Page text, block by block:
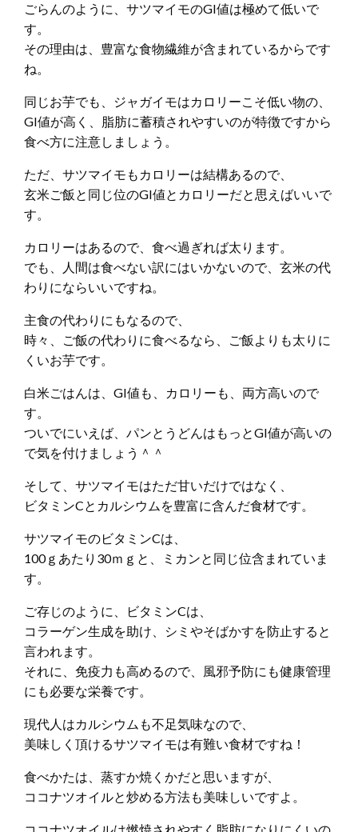
ごらんのように、サツマイモのGI値は極めて低いで
す。
その理由は、豊富な食物繊維が含まれているからです
ね。
同じお芋でも、ジャガイモはカロリーこそ低い物の、
GI値が高く、脂肪に蓄積されやすいのが特徴ですから
食べ方に注意しましょう。
ただ、サツマイモもカロリーは結構あるので、
玄米ご飯と同じ位のGI値とカロリーだと思えばいいで
す。
カロリーはあるので、食べ過ぎれば太ります。
でも、人間は食べない訳にはいかないので、玄米の代
わりにならいいですね。
主食の代わりにもなるので、
時々、ご飯の代わりに食べるなら、ご飯よりも太りに
くいお芋です。
白米ごはんは、GI値も、カロリーも、両方高いので
す。
ついでにいえば、パンとうどんはもっとGI値が高いの
で気を付けましょう＾＾
そして、サツマイモはただ甘いだけではなく、
ビタミンCとカルシウムを豊富に含んだ食材です。
サツマイモのビタミンCは、
100ｇあたり30ｍｇと、ミカンと同じ位含まれていま
す。
ご存じのように、ビタミンCは、
コラーゲン生成を助け、シミやそばかすを防止すると
言われます。
それに、免疫力も高めるので、風邪予防にも健康管理
にも必要な栄養です。
現代人はカルシウムも不足気味なので、
美味しく頂けるサツマイモは有難い食材ですね！
食べかたは、蒸すか焼くかだと思いますが、
ココナツオイルと炒める方法も美味しいですよ。